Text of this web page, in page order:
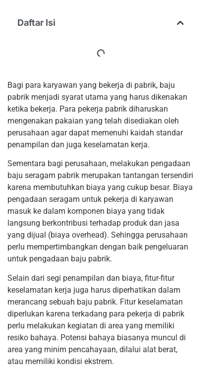
Daftar Isi
Bagi para karyawan yang bekerja di pabrik, baju
pabrik menjadi syarat utama yang harus dikenakan
ketika bekerja. Para pekerja pabrik diharuskan
mengenakan pakaian yang telah disediakan oleh
perusahaan agar dapat memenuhi kaidah standar
penampilan dan juga keselamatan kerja.
Sementara bagi perusahaan, melakukan pengadaan
baju seragam pabrik merupakan tantangan tersendiri
karena membutuhkan biaya yang cukup besar. Biaya
pengadaan seragam untuk pekerja di karyawan
masuk ke dalam komponen biaya yang tidak
langsung berkontribusi terhadap produk dan jasa
yang dijual (biaya overhead). Sehingga perusahaan
perlu mempertimbangkan dengan baik pengeluaran
untuk pengadaan baju pabrik.
Selain dari segi penampilan dan biaya, fitur-fitur
keselamatan kerja juga harus diperhatikan dalam
merancang sebuah baju pabrik. Fitur keselamatan
diperlukan karena terkadang para pekerja di pabrik
perlu melakukan kegiatan di area yang memiliki
resiko bahaya. Potensi bahaya biasanya muncul di
area yang minim pencahayaan, dilalui alat berat,
atau memiliki kondisi ekstrem.